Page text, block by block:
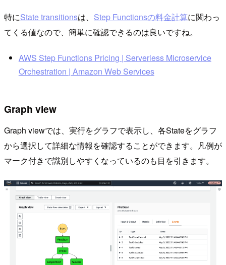
特にState transitionsは、 Step Functionsの料金計算に関わっ
てくる値なので、簡単に確認できるのは良いですね。
AWS Step Functions Pricing | Serverless Microservice
Orchestration | Amazon Web Services
Graph view
Graph viewでは、実行をグラフで表示し、各Stateをグラフ
から選択して詳細な情報を確認することができます。凡例が
マーク付きで識別しやすくなっているのも目を引きます。